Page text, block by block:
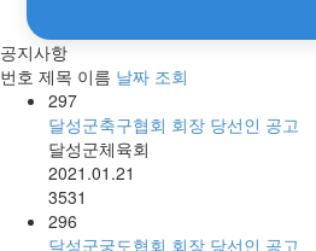
공지사항
번호 제목 이름 날짜 조회
297
달성군축구협회 회장 당선인 공고
달성군체육회
2021.01.21
3531
296
달성군궁도협회 회장 당선인 공고